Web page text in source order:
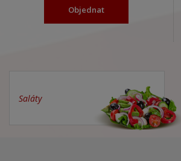
Objednat
Saláty